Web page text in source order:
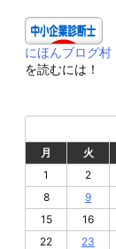
にほんブログ村
を読むには！
月
火
1
2
8
9
15
16
22
23